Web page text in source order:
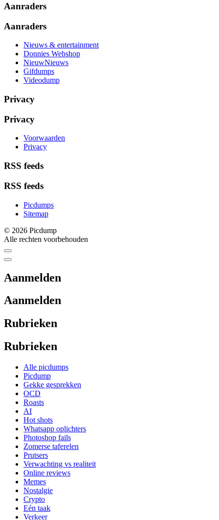
Aanraders
Aanraders
Nieuws & entertainment
Donnies Webshop
NieuwNieuws
Gifdumps
Videodump
Privacy
Privacy
Voorwaarden
Privacy
RSS feeds
RSS feeds
Picdumps
Sitemap
© 2026 Picdump
Alle rechten voorbehouden
Aanmelden
Aanmelden
Rubrieken
Rubrieken
Alle picdumps
Picdump
Gekke gesprekken
OCD
Roasts
AI
Hot shots
Whatsapp oplichters
Photoshop fails
Zomerse taferelen
Prutsers
Verwachting vs realiteit
Online reviews
Memes
Nostalgie
Crypto
Eén taak
Verkeer